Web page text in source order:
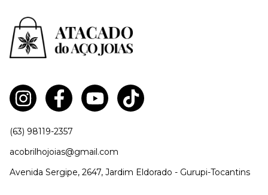
(63) 98119-2357
acobrilhojoias@gmail.com
Avenida Sergipe, 2647, Jardim Eldorado - Gurupi-Tocantins